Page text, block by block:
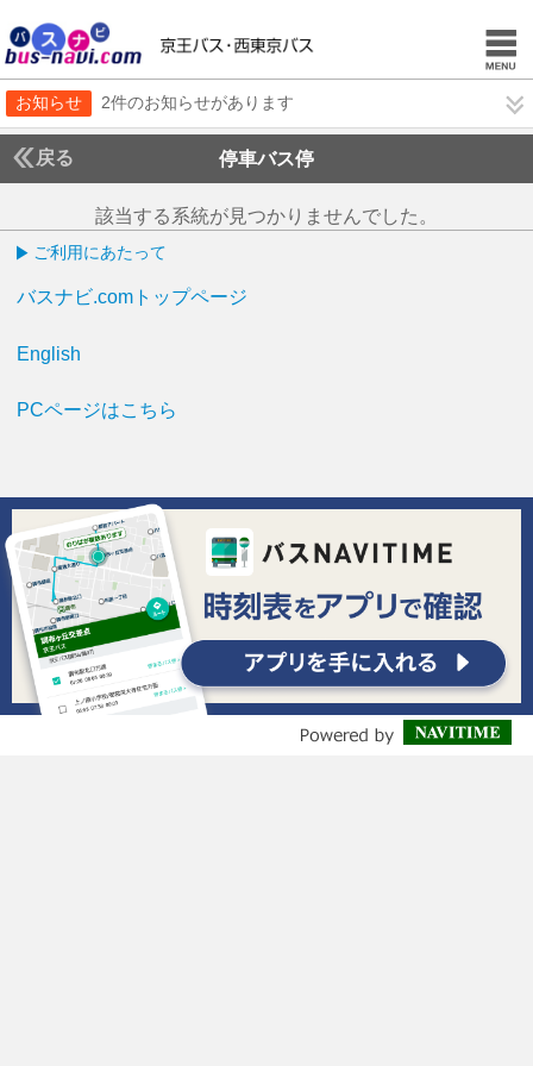
お知らせ 2件のお知らせがあります
戻る 停車バス停
該当する系統が見つかりませんでした。
ご利用にあたって
バスナビ.comトップページ
English
PCページはこちら